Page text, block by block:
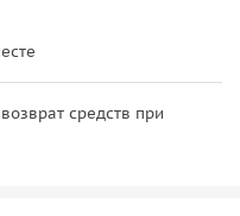
средств при